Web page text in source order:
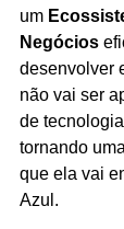
um
Negócios
desenvolver
não vai ser
de
tornando
que ela vai
Azul.